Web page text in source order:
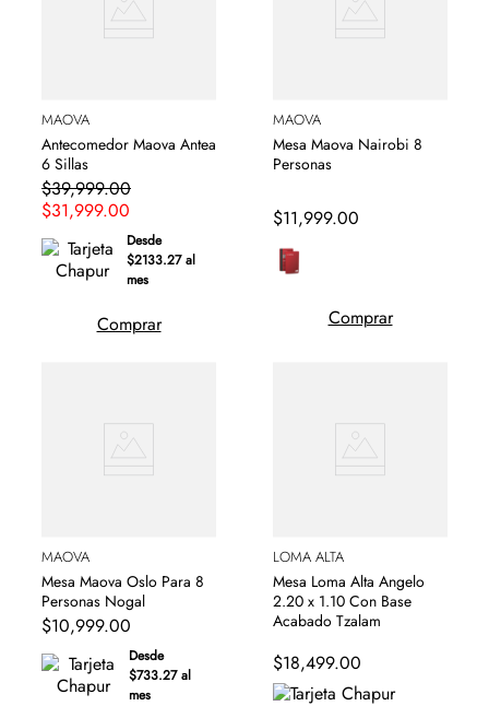
MAOVA
Antecomedor Maova Antea
6 Sillas
$39,999.00
$31,999.00
Desde
$2133.27 al
mes
Comprar
MAOVA
Mesa Maova Nairobi 8
Personas
$11,999.00
Comprar
MAOVA
Mesa Maova Oslo Para 8
Personas Nogal
$10,999.00
Desde
$733.27 al
mes
LOMA ALTA
Mesa Loma Alta Angelo
2.20 x 1.10 Con Base
Acabado Tzalam
$18,499.00